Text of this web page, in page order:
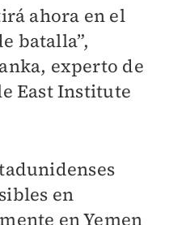
ahora en el
batalla”,
experto de
East Institute
en
en Yemen